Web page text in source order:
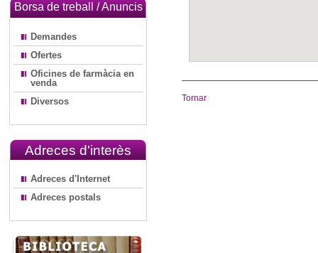
Borsa de treball / Anuncis
Demandes
Ofertes
Oficines de farmàcia en
venda
Diversos
Adreces d'interès
Adreces d'Internet
Adreces postals
Tornar